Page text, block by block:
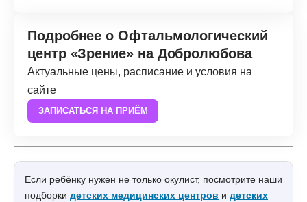
Подробнее о Офтальмологический
центр «Зрение» на Добролюбова
Актуальные цены, расписание и условия на
сайте
ЗАПИСАТЬСЯ НА ПРИЁМ
Если ребёнку нужен не только окулист, посмотрите наши
подборки детских медицинских центров и детских